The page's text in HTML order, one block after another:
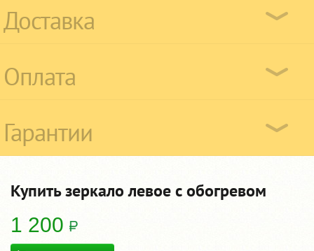
Доставка
Оплата
Гарантии
Купить зеркало левое с обогревом
1 200